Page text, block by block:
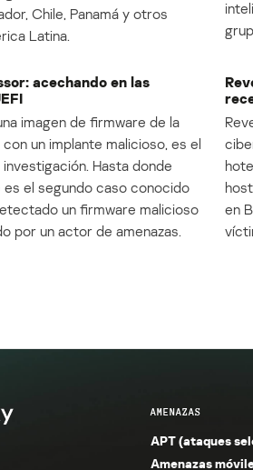
Chile, Panamá y otros
Latina.
acechando en las
imagen de firmware de la
un implante malicioso, es el
Hasta donde
el segundo caso conocido
un firmware malicioso
por un actor de amenazas.
en
AMENAZAS
APT (ataques
Amenazas